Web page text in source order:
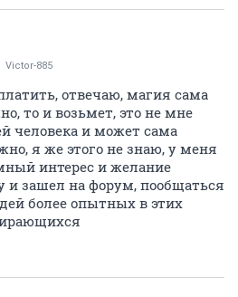
Victor-885
отвечаю, магия сама
то и возьмет, это не мне
человека и может сама
я же этого не знаю, у меня
интерес и желание
и зашел на форум, пообщаться
более опытных в этих